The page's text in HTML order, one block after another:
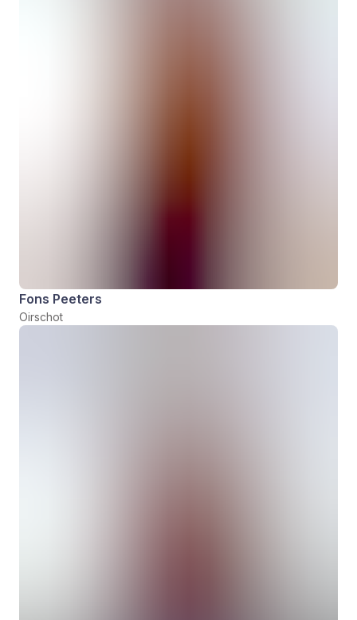
Fons Peeters
Oirschot